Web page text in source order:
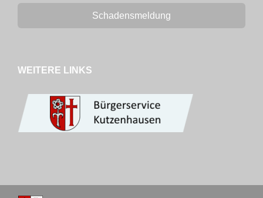
Schadensmeldung
WEITERE LINKS